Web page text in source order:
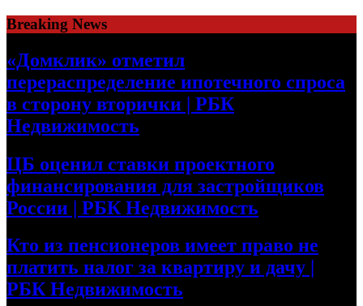
Skip
to
content
Breaking News
«Домклик» отметил
перераспределение ипотечного спроса
в сторону вторички | РБК
Недвижимость
ЦБ оценил ставки проектного
финансирования для застройщиков
России | РБК Недвижимость
Кто из пенсионеров имеет право не
платить налог за квартиру и дачу |
РБК Недвижимость